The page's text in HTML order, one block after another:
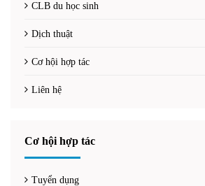
CLB du học sinh
Dịch thuật
Cơ hội hợp tác
Liên hệ
Cơ hội hợp tác
Tuyển dụng